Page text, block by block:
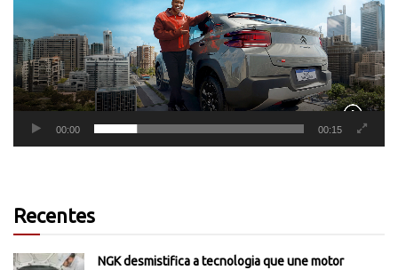
00:00 00:15
Recentes
NGK desmistifica a tecnologia que une motor